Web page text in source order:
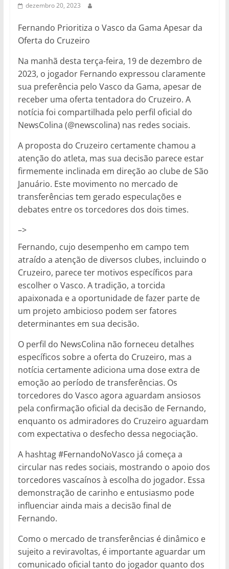
dezembro 20, 2023
Fernando Prioritiza o Vasco da Gama Apesar da
Oferta do Cruzeiro
Na manhã desta terça-feira, 19 de dezembro de
2023, o jogador Fernando expressou claramente
sua preferência pelo Vasco da Gama, apesar de
receber uma oferta tentadora do Cruzeiro. A
notícia foi compartilhada pelo perfil oficial do
NewsColina (@newscolina) nas redes sociais.
A proposta do Cruzeiro certamente chamou a
atenção do atleta, mas sua decisão parece estar
firmemente inclinada em direção ao clube de São
Januário. Este movimento no mercado de
transferências tem gerado especulações e
debates entre os torcedores dos dois times.
–>
Fernando, cujo desempenho em campo tem
atraído a atenção de diversos clubes, incluindo o
Cruzeiro, parece ter motivos específicos para
escolher o Vasco. A tradição, a torcida
apaixonada e a oportunidade de fazer parte de
um projeto ambicioso podem ser fatores
determinantes em sua decisão.
O perfil do NewsColina não forneceu detalhes
específicos sobre a oferta do Cruzeiro, mas a
notícia certamente adiciona uma dose extra de
emoção ao período de transferências. Os
torcedores do Vasco agora aguardam ansiosos
pela confirmação oficial da decisão de Fernando,
enquanto os admiradores do Cruzeiro aguardam
com expectativa o desfecho dessa negociação.
A hashtag #FernandoNoVasco já começa a
circular nas redes sociais, mostrando o apoio dos
torcedores vascaínos à escolha do jogador. Essa
demonstração de carinho e entusiasmo pode
influenciar ainda mais a decisão final de
Fernando.
Como o mercado de transferências é dinâmico e
sujeito a reviravoltas, é importante aguardar um
comunicado oficial tanto do jogador quanto dos